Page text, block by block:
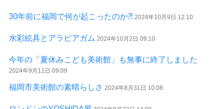
30年前に福岡で何が起こったのか⁈ 2024年10月9日 12:10
水彩絵具とアラビアガム 2024年10月2日 09:10
今年の「夏休みこども美術館」も無事に終了しました
2024年9月11日 09:09
福岡市美術館の素晴らしさ 2024年8月31日 10:08